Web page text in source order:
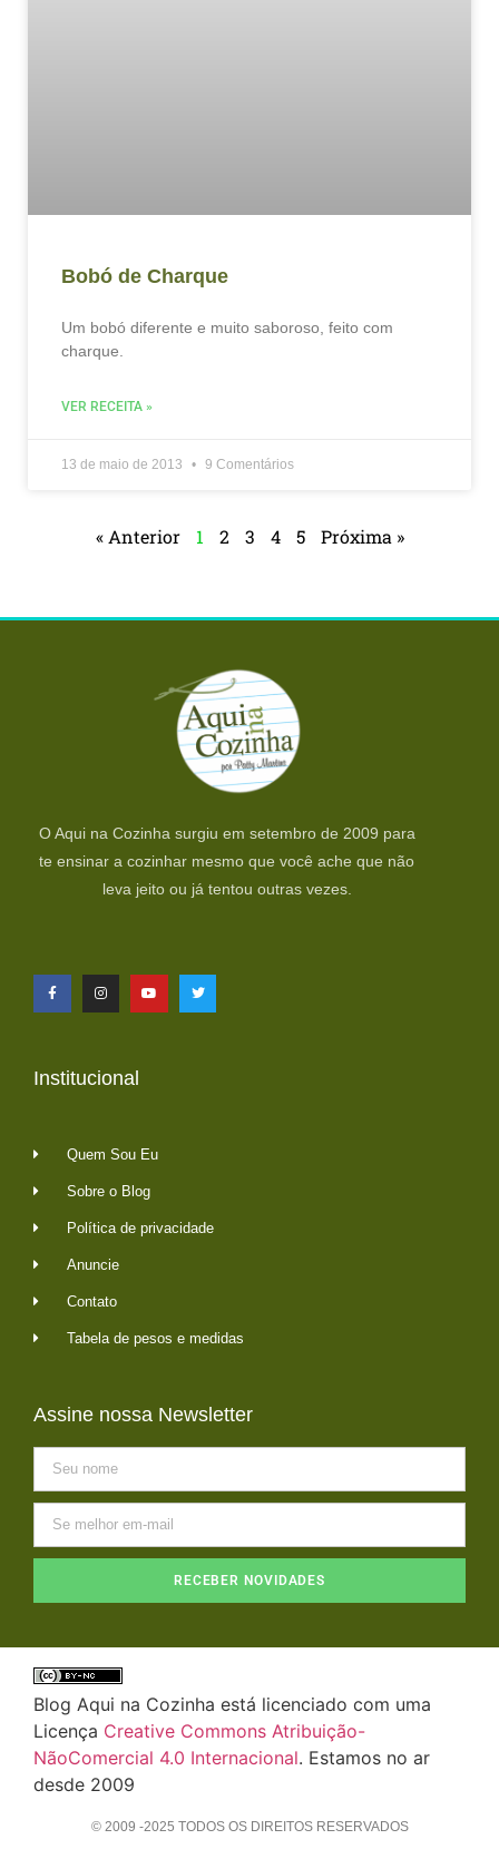
Bobó de Charque
Um bobó diferente e muito saboroso, feito com
charque.
VER RECEITA »
13 de maio de 2013 9 Comentários
« Anterior 1 2 3 4 5 Próxima »
O Aqui na Cozinha surgiu em setembro de 2009 para
te ensinar a cozinhar mesmo que você ache que não
leva jeito ou já tentou outras vezes.
Institucional
Quem Sou Eu
Sobre o Blog
Política de privacidade
Anuncie
Contato
Tabela de pesos e medidas
Assine nossa Newsletter
RECEBER NOVIDADES
Blog Aqui na Cozinha está licenciado com uma
Licença Creative Commons Atribuição-
NãoComercial 4.0 Internacional. Estamos no ar
desde 2009
© 2009 -2025 TODOS OS DIREITOS RESERVADOS